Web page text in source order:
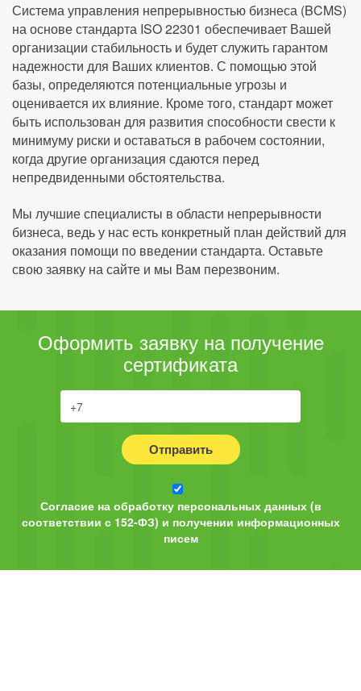
Система управления непрерывностью бизнеса (BCMS)
на основе стандарта ISO 22301 обеспечивает Вашей
организации стабильность и будет служить гарантом
надежности для Ваших клиентов. С помощью этой
базы, определяются потенциальные угрозы и
оценивается их влияние. Кроме того, стандарт может
быть использован для развития способности свести к
минимуму риски и оставаться в рабочем состоянии,
когда другие организация сдаются перед
непредвиденными обстоятельства.
Мы лучшие специалисты в области непрерывности
бизнеса, ведь у нас есть конкретный план действий для
оказания помощи по введении стандарта. Оставьте
свою заявку на сайте и мы Вам перезвоним.
Оформить заявку на получение
сертификата
Отправить
Согласие на обработку персональных данных (в
соответствии с 152-ФЗ) и получении информационных
писем